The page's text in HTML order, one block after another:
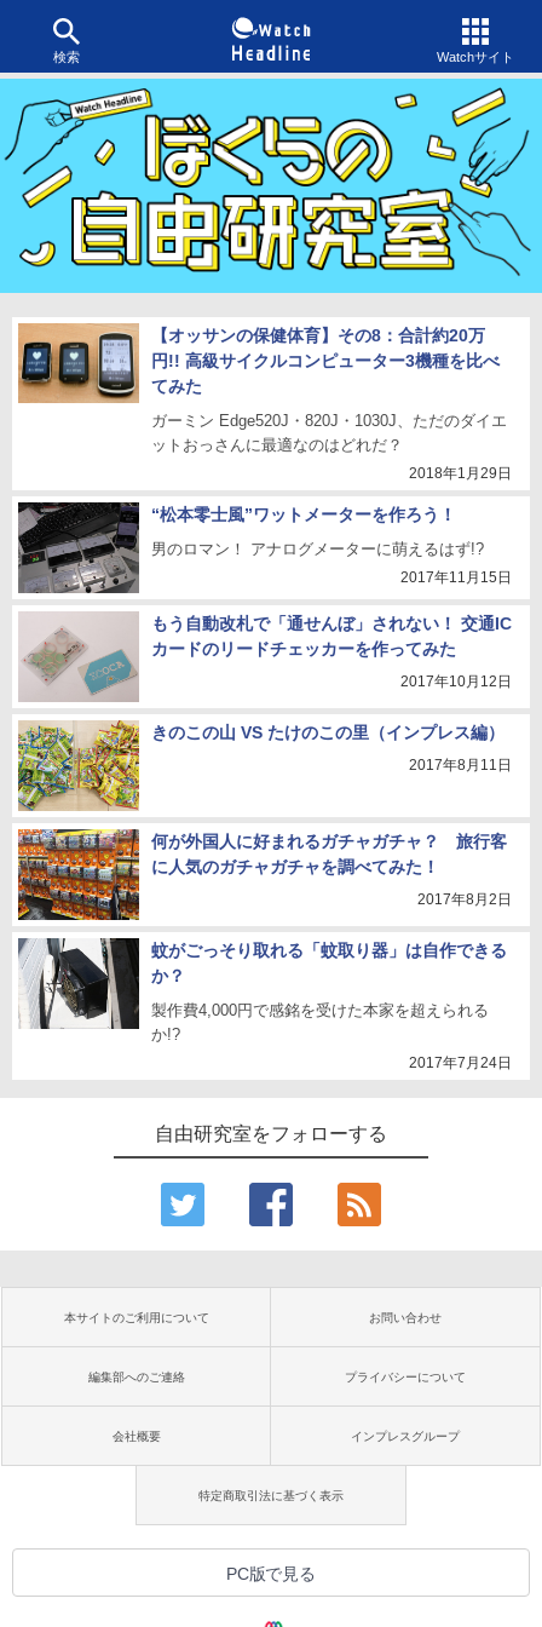
検索 Watchサイト
【オッサンの保健体育】その8：合計約20万
円!! 高級サイクルコンピューター3機種を比べ
てみた
ガーミン Edge520J・820J・1030J、ただのダイエ
ットおっさんに最適なのはどれだ？
2018年1月29日
“松本零士風”ワットメーターを作ろう！
男のロマン！ アナログメーターに萌えるはず!?
2017年11月15日
もう自動改札で「通せんぼ」されない！ 交通IC
カードのリードチェッカーを作ってみた
2017年10月12日
きのこの山 VS たけのこの里（インプレス編）
2017年8月11日
何が外国人に好まれるガチャガチャ？ 旅行客
に人気のガチャガチャを調べてみた！
2017年8月2日
蚊がごっそり取れる「蚊取り器」は自作できる
か？
製作費4,000円で感銘を受けた本家を超えられる
か!?
2017年7月24日
自由研究室をフォローする
本サイトのご利用について お問い合わせ
編集部へのご連絡 プライバシーについて
会社概要 インプレスグループ
特定商取引法に基づく表示
PC版で見る